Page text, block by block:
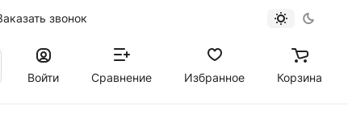
звонок
Войти
Сравнение Избранное Корзина